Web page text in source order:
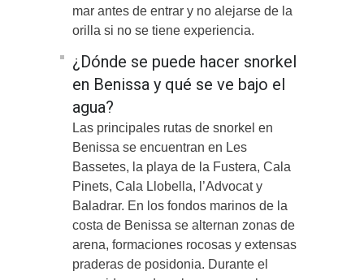
mar antes de entrar y no alejarse de la
orilla si no se tiene experiencia.
¿Dónde se puede hacer snorkel
en Benissa y qué se ve bajo el
agua?
Las principales rutas de snorkel en
Benissa se encuentran en Les
Bassetes, la playa de la Fustera, Cala
Pinets, Cala Llobella, l’Advocat y
Baladrar. En los fondos marinos de la
costa de Benissa se alternan zonas de
arena, formaciones rocosas y extensas
praderas de posidonia. Durante el